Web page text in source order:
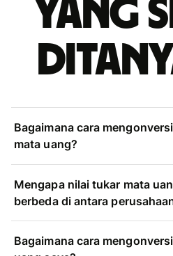
yang
Bagaimana cara mengonversi
mata uang?
Mengapa nilai tukar mata
berbeda di antara
Bagaimana cara mengonversi